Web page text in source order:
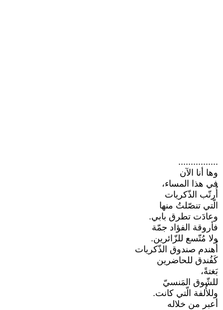
................
وها أنا الآن
في هذا المساء،
أُرتّب الذّكريات
الّتي تنصّلتُ منها
وعادَت تطرق بابي.
فأروقة الفؤاد جمّة
ولا مُتّسع للزّائرين.
أُهندم صندوق الذّكريات
كَفُندق للحاضرين
بَغتةً،
للشّوق المَنسيّ
وللأُلفة الّتي كانت.
أعبر من خلاله